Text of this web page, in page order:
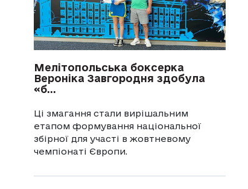
Мелітопольська боксерка
Вероніка Завгородня здобула
«б...
Ці змагання стали вирішальним
етапом формування національної
збірної для участі в жовтневому
чемпіонаті Європи.